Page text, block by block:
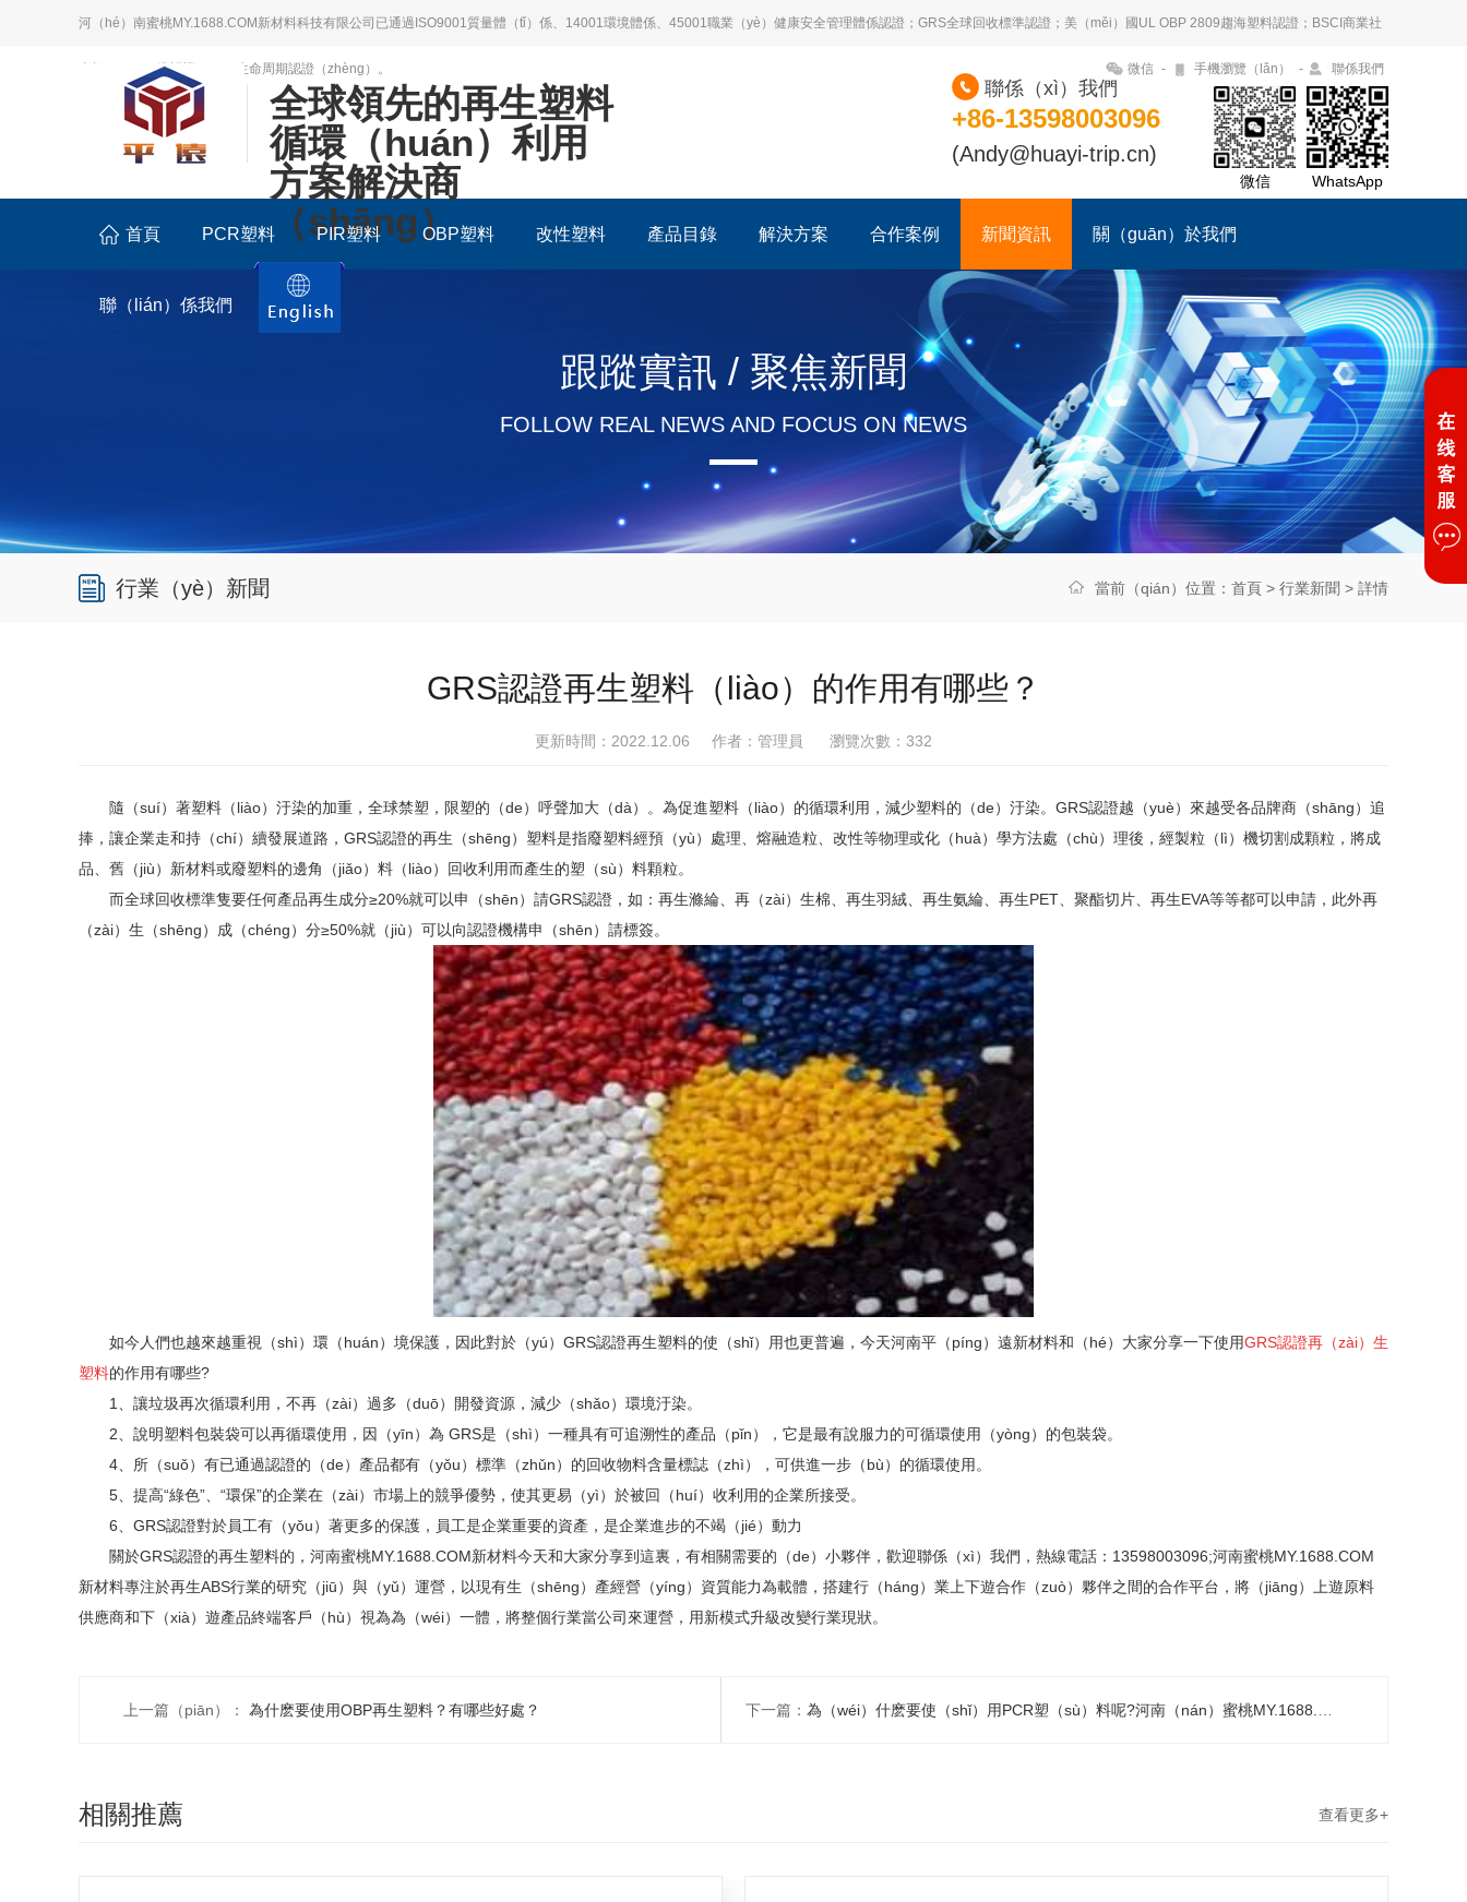
河（hé）南蜜桃MY.1688.COM新材料科技有限公司已通過ISO9001質量體（tǐ）係、14001環境體係、45001職業（yè）健康安全管理體係認證；GRS全球回收標準認證；美（měi）國UL OBP 2809趨海塑料認證；BSCI商業社
會標（biāo）準認證；LCA生命周期認證（zhèng）。 微信 - 手機瀏覽（lǎn） - 聯係我們
全球領先的再生塑料
循環（huán）利用
方案解決商
（shāng）
+86-13598003096
(Andy@huayi-trip.cn)
聯係（xì）我們
微信 WhatsApp
首頁 PCR塑料 PIR塑料 OBP塑料 改性塑料 產品目錄 解決方案 合作案例 新聞資訊 關（guān）於我們
聯（lián）係我們
跟蹤實訊 / 聚焦新聞
FOLLOW REAL NEWS AND FOCUS ON NEWS
行業（yè）新聞 當前（qián）位置： 首頁 > 行業新聞 > 詳情
GRS認證再生塑料（liào）的作用有哪些？
更新時間：2022.12.06 作者：管理員 瀏覽次數： 332
隨（suí）著塑料（liào）汙染的加重，全球禁塑，限塑的（de）呼聲加大（dà）。為促進塑料（liào）的循環利用，減少塑料的（de）汙染。GRS認證越（yuè）來越受各品牌商（shāng）追
捧，讓企業走和持（chí）續發展道路，GRS認證的再生（shēng）塑料是指廢塑料經預（yù）處理、熔融造粒、改性等物理或化（huà）學方法處（chù）理後，經製粒（lì）機切割成顆粒，將成
品、舊（jiù）新材料或廢塑料的邊角（jiǎo）料（liào）回收利用而產生的塑（sù）料顆粒。
而全球回收標準隻要任何產品再生成分≥20%就可以申（shēn）請GRS認證，如：再生滌綸、再（zài）生棉、再生羽絨、再生氨綸、再生PET、聚酯切片、再生EVA等等都可以申請，此外再
（zài）生（shēng）成（chéng）分≥50%就（jiù）可以向認證機構申（shēn）請標簽。
如今人們也越來越重視（shì）環（huán）境保護，因此對於（yú）GRS認證再生塑料的使（shǐ）用也更普遍，今天河南平（píng）遠新材料和（hé）大家分享一下使用GRS認證再（zài）生
塑料的作用有哪些?
1、讓垃圾再次循環利用，不再（zài）過多（duō）開發資源，減少（shǎo）環境汙染。
2、說明塑料包裝袋可以再循環使用，因（yīn）為 GRS是（shì）一種具有可追溯性的產品（pǐn），它是最有說服力的可循環使用（yòng）的包裝袋。
4、所（suǒ）有已通過認證的（de）產品都有（yǒu）標準（zhǔn）的回收物料含量標誌（zhì），可供進一步（bù）的循環使用。
5、提高“綠色”、“環保”的企業在（zài）市場上的競爭優勢，使其更易（yì）於被回（huí）收利用的企業所接受。
6、GRS認證對於員工有（yǒu）著更多的保護，員工是企業重要的資產，是企業進步的不竭（jié）動力
關於GRS認證的再生塑料的，河南蜜桃MY.1688.COM新材料今天和大家分享到這裏，有相關需要的（de）小夥伴，歡迎聯係（xì）我們，熱線電話：13598003096;河南蜜桃MY.1688.COM
新材料專注於再生ABS行業的研究（jiū）與（yǔ）運營，以現有生（shēng）產經營（yíng）資質能力為載體，搭建行（háng）業上下遊合作（zuò）夥伴之間的合作平台，將（jiāng）上遊原料
供應商和下（xià）遊產品終端客戶（hù）視為為（wéi）一體，將整個行業當公司來運營，用新模式升級改變行業現狀。
上一篇（piān）： 為什麽要使用OBP再生塑料？有哪些好處？ 下一篇：為（wéi）什麽要使（shǐ）用PCR塑（sù）料呢?河南（nán）蜜桃MY.1688.COM新材（cái）料告訴大家
相關推薦 查看更多+